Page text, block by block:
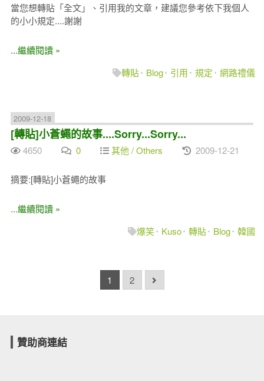
當您想轉貼「全文」、引用我的文章，建議您參考依下我個人
的小小規定....謝謝
...繼續閱讀 »
轉貼
Blog 引用 規定 網路禮儀
2009-12-18
[轉貼]小蒼蠅的故事....Sorry...Sorry...
4650 0 其他 / Others 2009-12-21
摘要:[轉貼]小蒼蠅的故事
...繼續閱讀 »
爆笑
Kuso 轉貼 Blog 韓國
1 2
贊助商連結